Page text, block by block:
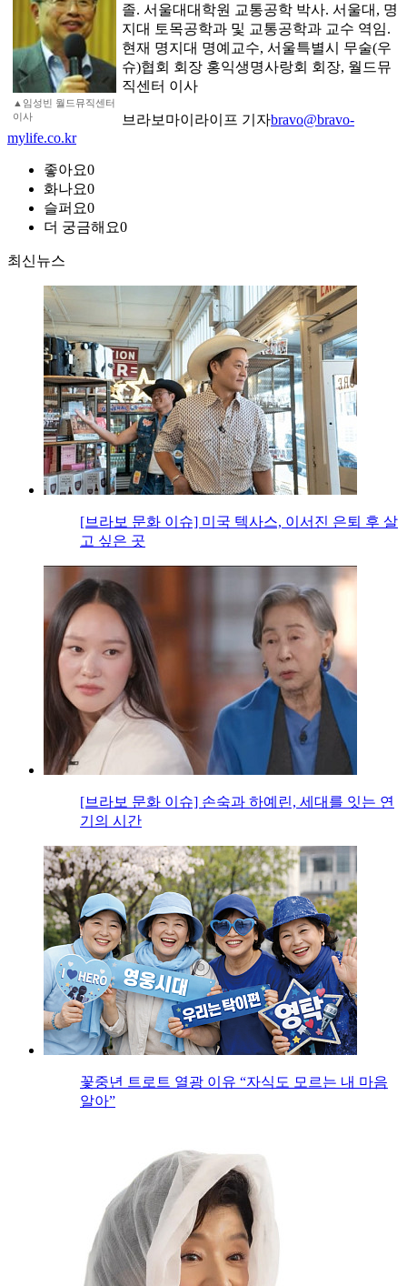
▲임성빈 월드뮤직센터
이사
졸. 서울대대학원 교통공학 박사. 서울대, 명
지대 토목공학과 및 교통공학과 교수 역임.
현재 명지대 명예교수, 서울특별시 무술(우
슈)협회 회장 홍익생명사랑회 회장, 월드뮤
직센터 이사
브라보마이라이프 기자bravo@bravo-
mylife.co.kr
좋아요0
화나요0
슬퍼요0
더 궁금해요0
최신뉴스
[브라보 문화 이슈] 미국 텍사스, 이서진 은퇴 후 살
고 싶은 곳
[브라보 문화 이슈] 손숙과 하예린, 세대를 잇는 연
기의 시간
꽃중년 트로트 열광 이유 “자식도 모르는 내 마음
알아”